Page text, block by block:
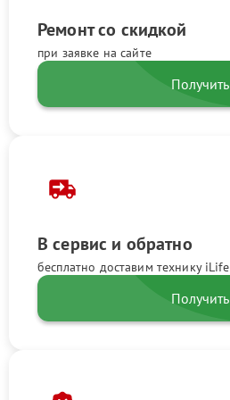
Ремонт со скидкой
при заявке на сайте
Получить
В сервис и обратно
бесплатно доставим технику iLife
Получить